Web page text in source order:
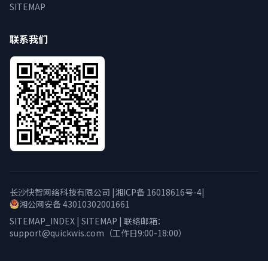
SITEMAP
联系我们
长沙快智网络科技有限公司 |湘ICP备 16018616号-4|
湘公网安备 43010302001661
SITEMAP_INDEX | SITEMAP | 联络邮箱：
support@quickwis.com （工作日9:00-18:00）